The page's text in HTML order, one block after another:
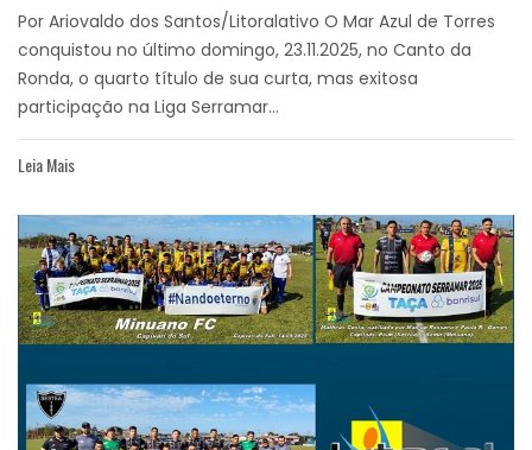
Por Ariovaldo dos Santos/Litoralativo O Mar Azul de Torres
conquistou no último domingo, 23.11.2025, no Canto da
Ronda, o quarto título de sua curta, mas exitosa
participação na Liga Serramar...
Leia Mais